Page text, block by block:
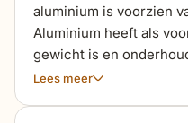
aluminium is voorzien
Aluminium heeft als
gewicht is en
Livorno dining tuintafel
Lees meer